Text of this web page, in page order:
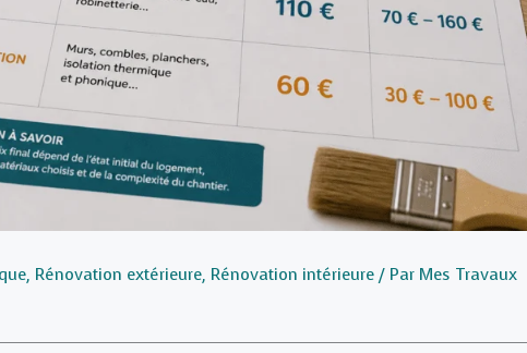
, Rénovation extérieure, Rénovation intérieure / Par Mes Travaux